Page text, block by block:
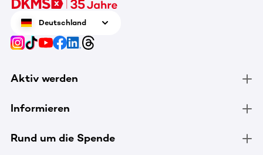
Deutschland
Aktiv werden
Informieren
Rund um die Spende